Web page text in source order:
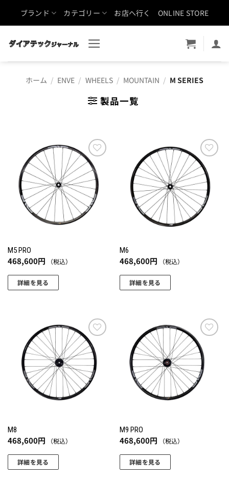
ブランド カテゴリー お店へ行く ONLINE STORE
ホーム / ENVE / WHEELS / MOUNTAIN / M SERIES
製品一覧
お気
に入
りに
追加
M5 PRO
468,600円 （税込）
詳細を見る
お気
に入
りに
追加
M6
468,600円 （税込）
詳細を見る
お気
に入
りに
追加
M8
468,600円 （税込）
詳細を見る
に入
りに
追加
M9 PRO
468,600円 （税込）
詳細を見る